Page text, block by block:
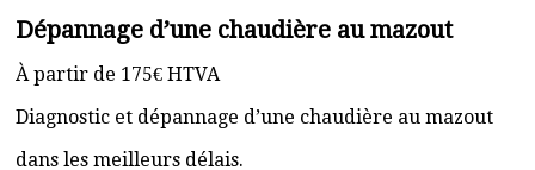
Dépannage d’une chaudière au mazout
À partir de 175€ HTVA
Diagnostic et dépannage d’une chaudière au mazout
dans les meilleurs délais.